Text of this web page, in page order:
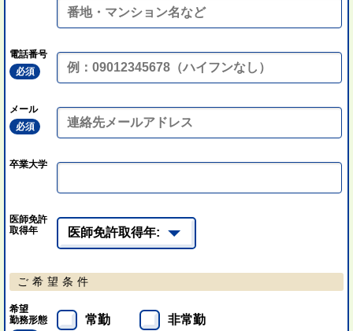
電話番号
必須
メール
必須
卒業大学
医師免許
取得年
ご希望条件
希望
勤務形態
常勤 非常勤